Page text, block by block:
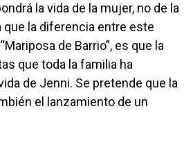
la vida de la mujer, no de la
que la diferencia entre este
de Barrio”, es que la
que toda la familia ha
de Jenni. Se pretende que la
el lanzamiento de un